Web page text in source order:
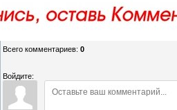
Всего комментариев: 0
Войдите: